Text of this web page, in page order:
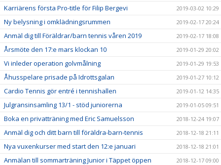
Karriärens första Pro-title för Filip Bergevi 2019-03-02 10:29
Ny belysning i omklädningsrummen 2019-02-17 20:24
Anmäl dig till Föräldrar/barn tennis våren 2019 2019-02-17 18:08
Årsmöte den 17:e mars klockan 10 2019-01-29 20:02
Vi inleder operation golvmålning 2019-01-29 19:53
Åhusspelare prisade på Idrottsgalan 2019-01-27 10:12
Cardio Tennis gör entré i tennishallen 2019-01-12 14:35
Julgransinsamling 13/1 - stöd juniorerna 2019-01-05 09:51
Boka en privatträning med Eric Samuelsson 2018-12-24 19:07
Anmäl dig och ditt barn till föräldra-barn-tennis 2018-12-18 21:11
Nya vuxenkurser med start den 12:e januari 2018-12-18 21:01
Anmälan till sommarträning Junior i Täppet öppen 2018-12-17 09:00